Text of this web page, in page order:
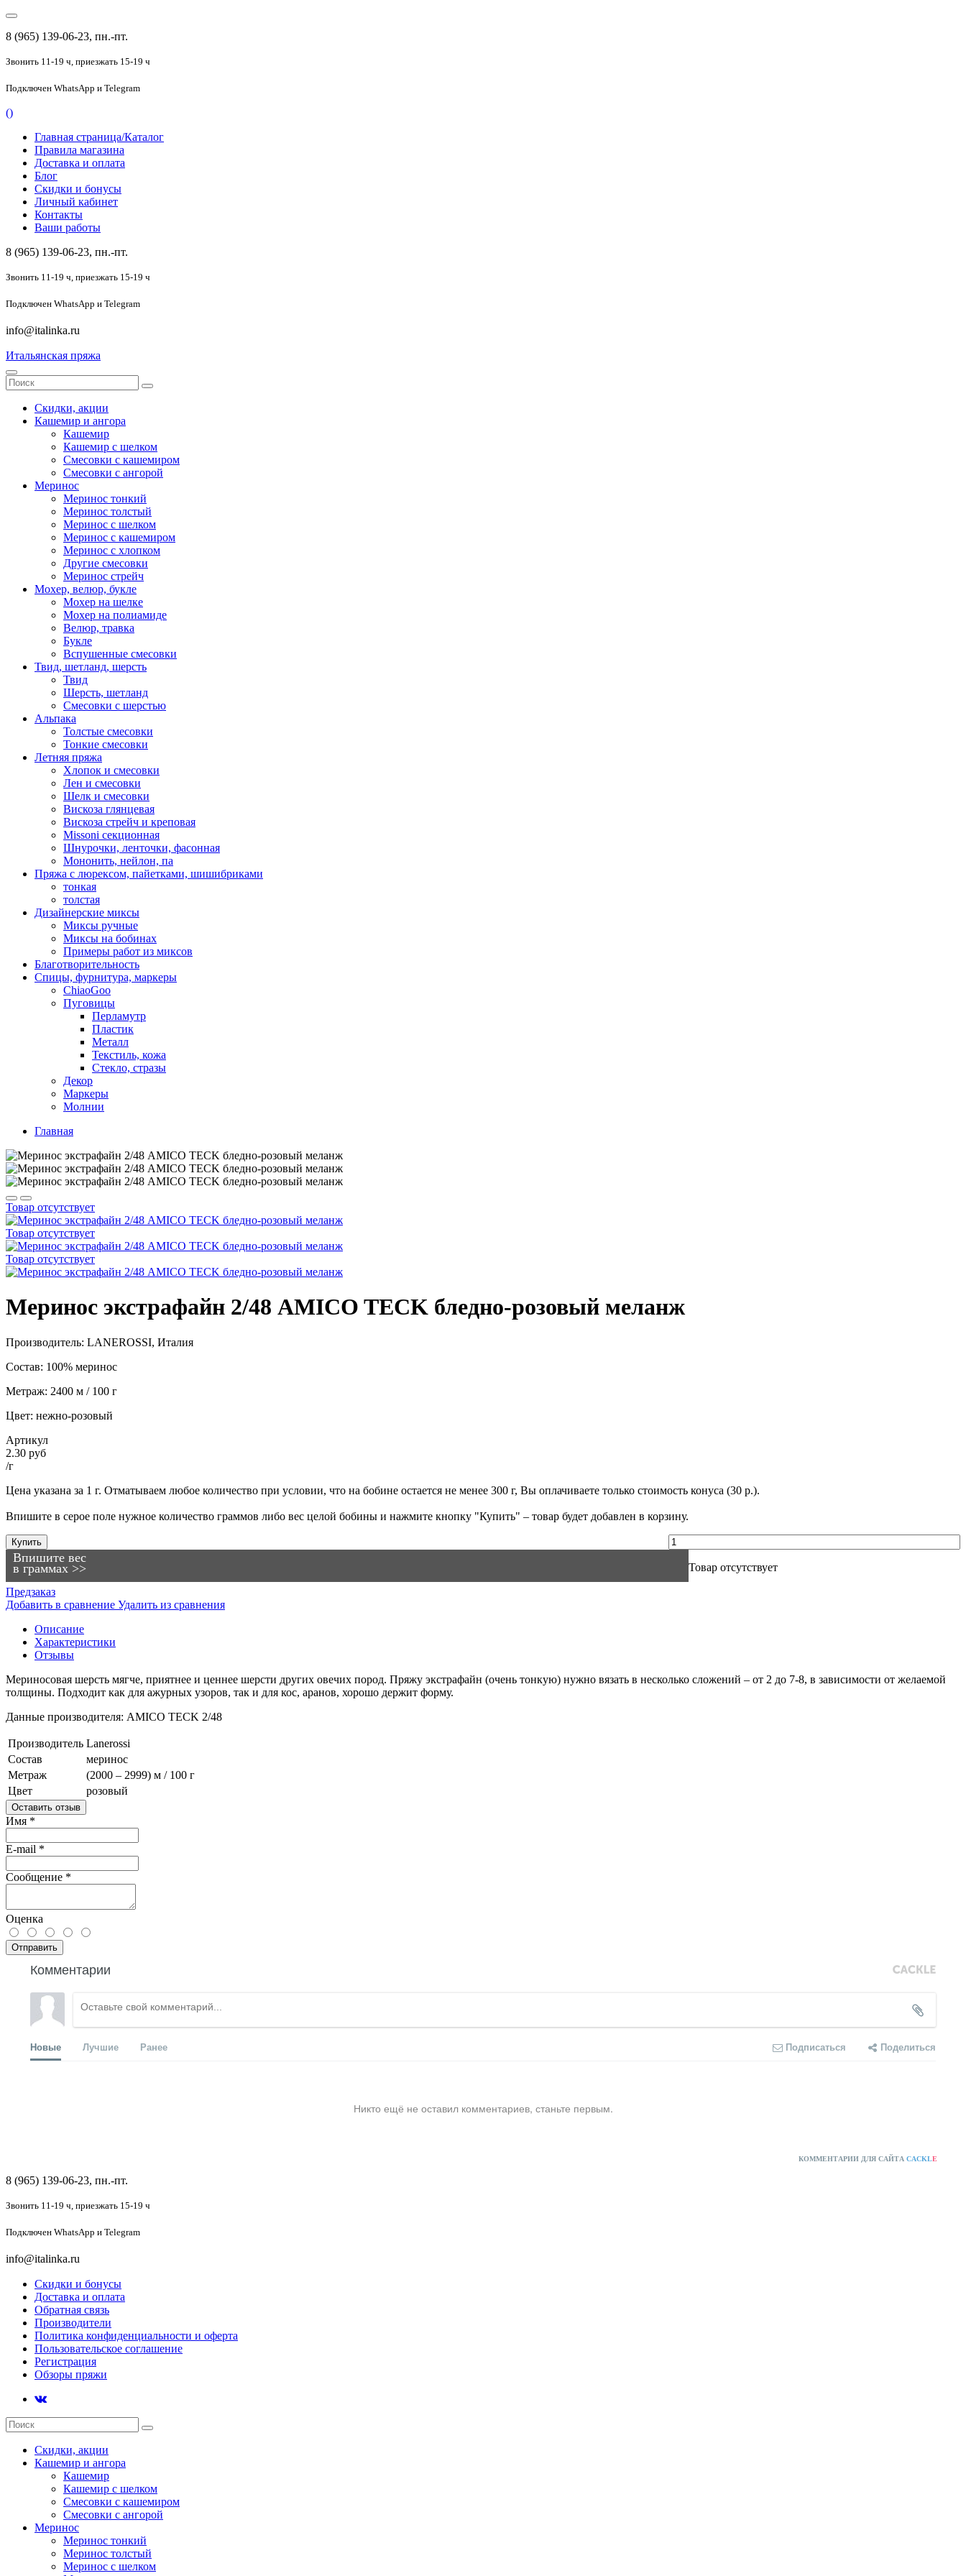
8 (965) 139-06-23, пн.-пт.
Звонить 11-19 ч, приезжать 15-19 ч
Подключен WhatsApp и Telegram
()
Главная страница/Каталог
Правила магазина
Доставка и оплата
Блог
Скидки и бонусы
Личный кабинет
Контакты
Ваши работы
8 (965) 139-06-23, пн.-пт.
Звонить 11-19 ч, приезжать 15-19 ч
Подключен WhatsApp и Telegram
info@italinka.ru
Итальянская пряжа
Скидки, акции
Кашемир и ангора
Кашемир
Кашемир с шелком
Смесовки с кашемиром
Смесовки с ангорой
Меринос
Меринос тонкий
Меринос толстый
Меринос с шелком
Меринос с кашемиром
Меринос с хлопком
Другие смесовки
Меринос стрейч
Мохер, велюр, букле
Мохер на шелке
Мохер на полиамиде
Велюр, травка
Букле
Вспушенные смесовки
Твид, шетланд, шерсть
Твид
Шерсть, шетланд
Смесовки с шерстью
Альпака
Толстые смесовки
Тонкие смесовки
Летняя пряжа
Хлопок и смесовки
Лен и смесовки
Шелк и смесовки
Вискоза глянцевая
Вискоза стрейч и креповая
Missoni секционная
Шнурочки, ленточки, фасонная
Мононить, нейлон, па
Пряжа с люрексом, пайетками, шишибриками
тонкая
толстая
Дизайнерские миксы
Миксы ручные
Миксы на бобинах
Примеры работ из миксов
Благотворительность
Спицы, фурнитура, маркеры
ChiaoGoo
Пуговицы
Перламутр
Пластик
Металл
Текстиль, кожа
Стекло, стразы
Декор
Маркеры
Молнии
Главная
Товар отсутствует
Товар отсутствует
Товар отсутствует
Меринос экстрафайн 2/48 AMICO TECK бледно-розовый меланж
Производитель: LANEROSSI, Италия
Состав: 100% меринос
Метраж: 2400 м / 100 г
Цвет: нежно-розовый
Артикул
2.30 руб
/г
Цена указана за 1 г. Отматываем любое количество при условии, что на бобине остается не менее 300 г, Вы оплачиваете только стоимость конуса (30 р.).
Впишите в серое поле нужное количество граммов либо вес целой бобины и нажмите кнопку "Купить" – товар будет добавлен в корзину.
Впишите вес
в граммах >>
Купить
Товар отсутствует
Предзаказ
Добавить в сравнение Удалить из сравнения
Описание
Характеристики
Отзывы
Мериносовая шерсть мягче, приятнее и ценнее шерсти других овечих пород. Пряжу экстрафайн (очень тонкую) нужно вязать в несколько сложений – от 2 до 7-8, в зависимости от желаемой
толщины. Подходит как для ажурных узоров, так и для кос, аранов, хорошо держит форму.
Данные производителя: AMICO TECK 2/48
Производитель Lanerossi
Состав
меринос
Метраж
(2000 – 2999) м / 100 г
Цвет
розовый
Оставить отзыв
Имя *
E-mail *
Сообщение *
Оценка
Отправить
Комментарии
Новые Лучшие Ранее Подписаться Поделиться
Никто ещё не оставил комментариев, станьте первым.
КОММЕНТАРИИ ДЛЯ САЙТА CACKLE
8 (965) 139-06-23, пн.-пт.
Звонить 11-19 ч, приезжать 15-19 ч
Подключен WhatsApp и Telegram
info@italinka.ru
Скидки и бонусы
Доставка и оплата
Обратная связь
Производители
Политика конфиденциальности и оферта
Пользовательское соглашение
Регистрация
Обзоры пряжи
Скидки, акции
Кашемир и ангора
Кашемир
Кашемир с шелком
Смесовки с кашемиром
Смесовки с ангорой
Меринос
Меринос тонкий
Меринос толстый
Меринос с шелком